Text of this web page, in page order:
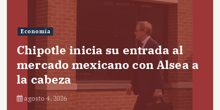
Economía
Chipotle inicia su entrada al
mercado mexicano con Alsea a
la cabeza
agosto 4, 2026